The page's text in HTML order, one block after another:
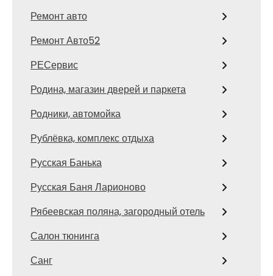
Ремонт авто
Ремонт Авто52
РЕСервис
Родина, магазин дверей и паркета
Родники, автомойка
Рублёвка, комплекс отдыха
Русская Банька
Русская Баня Ларионово
Рябеевская поляна, загородный отель
Салон тюнинга
Санг